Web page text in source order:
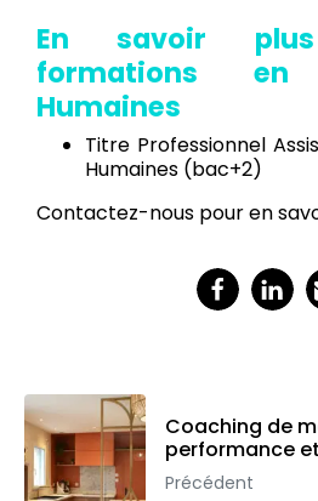
En savoir
formations en
Humaines
Titre Professionnel
Humaines (bac+2)
Contactez-nous pour en
Coaching de
performance
Précédent